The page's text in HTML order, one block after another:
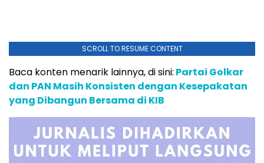
SCROLL TO RESUME CONTENT
Baca konten menarik lainnya, di sini: Partai Golkar
dan PAN Masih Konsisten dengan Kesepakatan
yang Dibangun Bersama di KIB